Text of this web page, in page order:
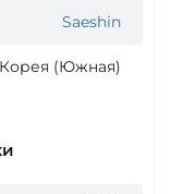
Saeshin
Корея (Южная)